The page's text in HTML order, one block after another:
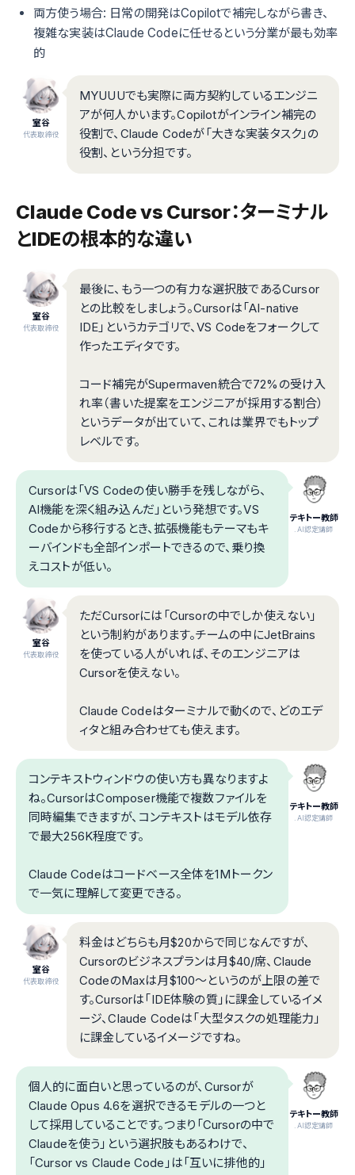
両方使う場合: 日常の開発はCopilotで補完しながら書き、
複雑な実装はClaude Codeに任せるという分業が最も効率
的
室谷
代表取締役
MYUUUでも実際に両方契約しているエンジニ
アが何人かいます。Copilotがインライン補完の
役割で、Claude Codeが「大きな実装タスク」の
役割、という分担です。
Claude Code vs Cursor：ターミナル
とIDEの根本的な違い
室谷
代表取締役
最後に、もう一つの有力な選択肢であるCursor
との比較をしましょう。Cursorは「AI-native
IDE」というカテゴリで、VS Codeをフォークして
作ったエディタです。
コード補完がSupermaven統合で72%の受け入
れ率（書いた提案をエンジニアが採用する割合）
というデータが出ていて、これは業界でもトップ
レベルです。
テキトー教師
.AI認定講師
Cursorは「VS Codeの使い勝手を残しながら、
AI機能を深く組み込んだ」という発想です。VS
Codeから移行するとき、拡張機能もテーマもキ
ーバインドも全部インポートできるので、乗り換
えコストが低い。
室谷
代表取締役
ただCursorには「Cursorの中でしか使えない」
という制約があります。チームの中にJetBrains
を使っている人がいれば、そのエンジニアは
Cursorを使えない。
Claude Codeはターミナルで動くので、どのエデ
ィタと組み合わせても使えます。
テキトー教師
.AI認定講師
コンテキストウィンドウの使い方も異なりますよ
ね。CursorはComposer機能で複数ファイルを
同時編集できますが、コンテキストはモデル依存
で最大256K程度です。
Claude Codeはコードベース全体を1Mトークン
で一気に理解して変更できる。
室谷
代表取締役
料金はどちらも月$20からで同じなんですが、
Cursorのビジネスプランは月$40/席、Claude
CodeのMaxは月$100〜というのが上限の差で
す。Cursorは「IDE体験の質」に課金しているイメ
ージ、Claude Codeは「大型タスクの処理能力」
に課金しているイメージですね。
テキトー教師
.AI認定講師
個人的に面白いと思っているのが、Cursorが
Claude Opus 4.6を選択できるモデルの一つと
して採用していることです。つまり「Cursorの中で
Claudeを使う」という選択肢もあるわけで、
「Cursor vs Claude Code」は「互いに排他的」